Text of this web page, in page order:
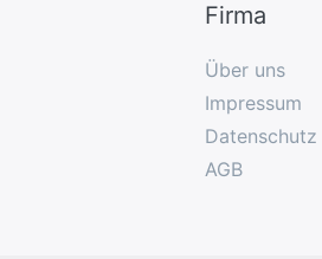
Firma
Über uns
Impressum
Datenschutz
AGB